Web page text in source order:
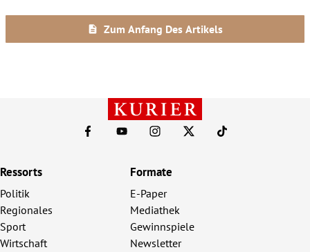
Ressorts
Politik
Regionales
Sport
Wirtschaft
Formate
E-Paper
Mediathek
Gewinnspiele
Newsletter